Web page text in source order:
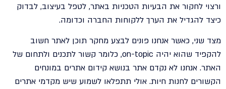
ורצוי לחקור את הבעיות הטכניות באתר, לטפל בעיצוב, לבדוק
כיצד להגדיל את הערך ללקוחות החברה וכדומה.
מצד שני, כאשר אנחנו פונים לבצע מחקר תוכן לאתר חשוב
להקפיד שהוא יהיה on-topic, כלומר קשור לתכנים ולתחום של
האתר. אנחנו לא נקדם אתר בנושא קידום אתרים במונחים
הקשורים לחנות חיות. אולי תתפלאו לשמוע שיש מקדמי אתרים